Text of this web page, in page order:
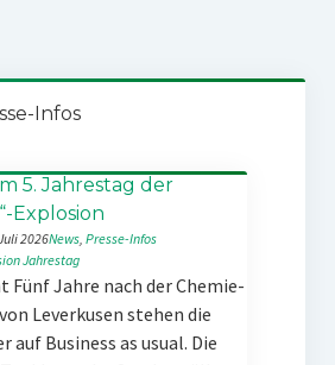
Infos
5. Jahrestag der
Explosion
2026News, Presse-Infos
Jahrestag
Fünf Jahre nach der Chemie-
Leverkusen stehen die
auf Business as usual. Die